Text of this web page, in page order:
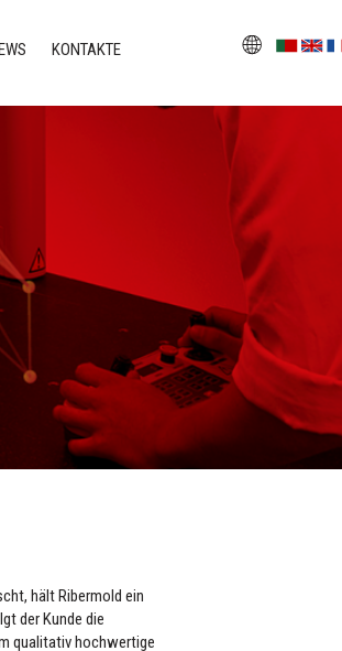
KONTAKTE
hält Ribermold ein
der Kunde die
qualitativ hochwertige